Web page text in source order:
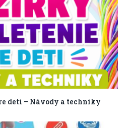
deti – Návody a techniky